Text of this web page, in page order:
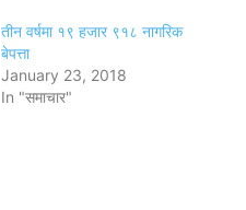
तीन वर्षमा १९ हजार ९१८ नागरिक
बेपत्ता
January 23, 2018
In "समाचार"